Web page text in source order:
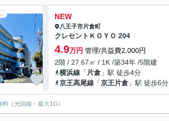
NEW
八王子市片倉町
クレセントＫＯＹＯ 204
4.9万円 管理/共益費2,000円
2階 / 27.67㎡ / 1K /築34年 /5階建
横浜線 「 片倉 」駅 徒歩4分
京王高尾線 「京王片倉 」駅 徒歩6分
（光回線・最大1G）